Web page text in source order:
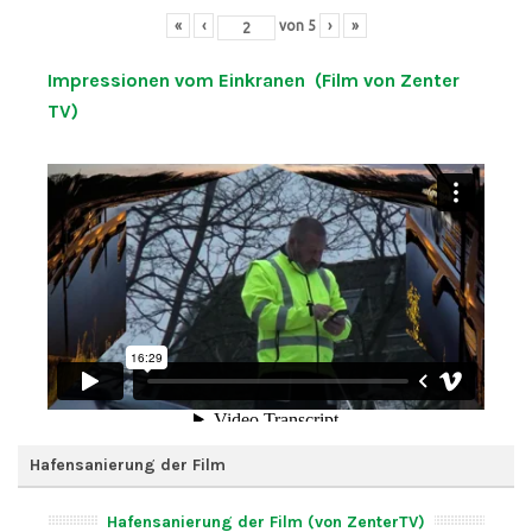
« ‹ von 5 › »
Impressionen vom Einkranen (Film von Zenter
TV)
Hafensanierung der Film
Hafensanierung der Film (von ZenterTV)